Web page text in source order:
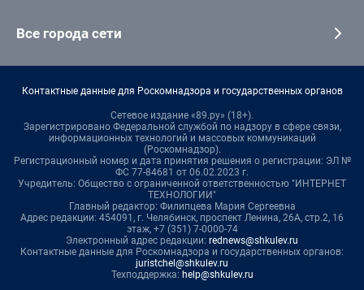
Все города сети
Контактные данные для Роскомнадзора и государственных органов
Сетевое издание «89.ру» (18+).
Зарегистрировано Федеральной службой по надзору в сфере связи,
информационных технологий и массовых коммуникаций
(Роскомнадзор).
Регистрационный номер и дата принятия решения о регистрации: ЭЛ №
ФС 77-84681 от 06.02.2023 г.
Учредитель: Общество с ограниченной ответственностью "ИНТЕРНЕТ
ТЕХНОЛОГИИ"
Главный редактор: Филипцева Мария Сергеевна
Адрес редакции: 454091, г. Челябинск, проспект Ленина, 26А, стр.2, 16
этаж, +7 (351) 7-0000-74
Электронный адрес редакции: rednews@shkulev.ru
Контактные данные для Роскомнадзора и государственных органов:
juristchel@shkulev.ru
Техподдержка: help@shkulev.ru